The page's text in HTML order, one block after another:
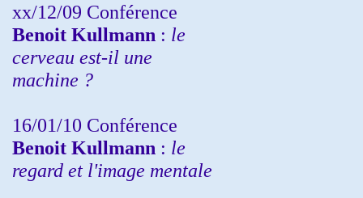
xx/12/09 Conférence
Benoit Kullmann : le
cerveau est-il une
machine ?
16/01/10 Conférence
Benoit Kullmann : le
regard et l'image mentale